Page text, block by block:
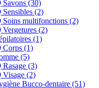
Savons (30)
Sensibles (2)
Soins multifonctions (2)
Vergetures (2)
(1)
Corps (1)
(5)
Rasage (3)
Visage (2)
Bucco-dentaire (51)